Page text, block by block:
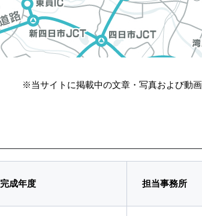
※当サイトに掲載中の文章・写真および動画
完成年度 担当事務所